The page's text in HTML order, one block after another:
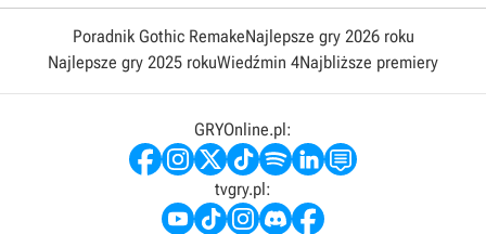
Poradnik Gothic RemakeNajlepsze gry 2026 roku
Najlepsze gry 2025 rokuWiedźmin 4Najbliższe premiery
GRYOnline.pl:
tvgry.pl: